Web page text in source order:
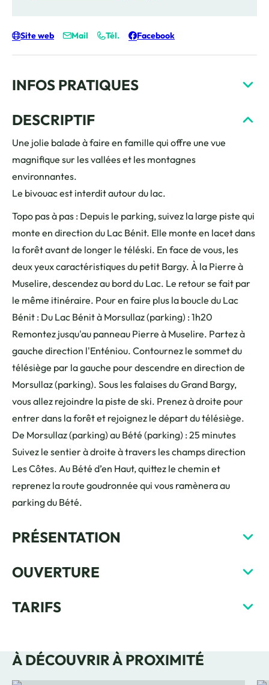
INFOS PRATIQUES
DESCRIPTIF
Une jolie balade à faire en famille qui offre une vue
magnifique sur les vallées et les montagnes
environnantes.
Le bivouac est interdit autour du lac.
Topo pas à pas : Depuis le parking, suivez la large piste qui
monte en direction du Lac Bénit. Elle monte en lacet dans
la forêt avant de longer le téléski. En face de vous, les
deux yeux caractéristiques du petit Bargy. À la Pierre à
Muselire, descendez au bord du Lac. Le retour se fait par
le même itinéraire. Pour en faire plus la boucle du Lac
Bénit : Du Lac Bénit à Morsullaz (parking) : 1h20
Remontez jusqu'au panneau Pierre à Muselire. Partez à
gauche direction l'Enténiou. Contournez le sommet du
télésiège par la gauche pour descendre en direction de
Morsullaz (parking). Sous les falaises du Grand Bargy,
vous allez rejoindre la piste de ski. Prenez à droite pour
entrer dans la forêt et rejoignez le départ du télésiège.
De Morsullaz (parking) au Bété (parking) : 25 minutes
Suivez le sentier à droite à travers les champs direction
Les Côtes. Au Bété d’en Haut, quittez le chemin et
reprenez la route goudronnée qui vous ramènera au
parking du Bété.
PRÉSENTATION
OUVERTURE
TARIFS
Site web Mail Tél. Facebook
À DÉCOUVRIR À PROXIMITÉ